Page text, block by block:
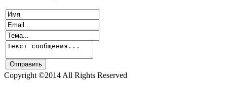
Copyright ©2014 All Rights Reserved